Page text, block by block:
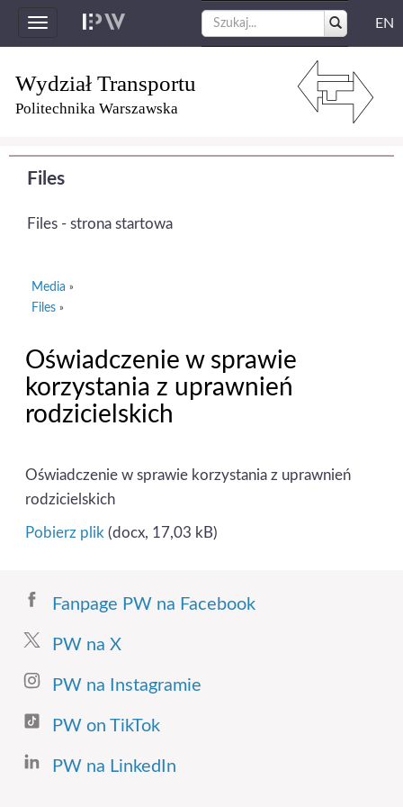
Toggle
navigation
EN
Wydział Transportu
Politechnika Warszawska
Files
Files - strona startowa
Media »
Files »
Oświadczenie w sprawie
korzystania z uprawnień
rodzicielskich
Oświadczenie w sprawie korzystania z uprawnień
rodzicielskich
Pobierz plik (docx, 17,03 kB)
Fanpage PW na Facebook
PW na X
PW na Instagramie
PW on TikTok
PW na LinkedIn